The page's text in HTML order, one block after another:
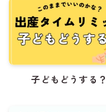
子どもどうする？